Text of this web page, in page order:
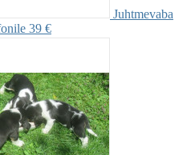
Juhtmevaba
39 €